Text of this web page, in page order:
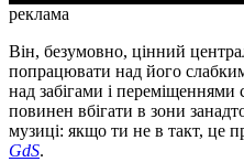
реклама
Він, безумовно, цінний
попрацювати над його
над забігами і переміщеннями
повинен вбігати в зони
музиці: якщо ти не в такт, це
GdS.